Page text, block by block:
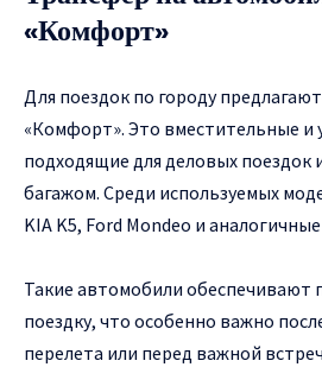
«Комфорт»
Для поездок по городу
«Комфорт». Это вместительные
подходящие для деловых поездок
багажом. Среди используемых
KIA K5, Ford Mondeo и
Такие автомобили обеспечивают
поездку, что особенно важно
перелета или перед важной